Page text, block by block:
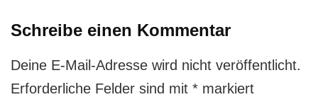
Schreibe einen Kommentar
Deine E-Mail-Adresse wird nicht veröffentlicht.
Erforderliche Felder sind mit * markiert